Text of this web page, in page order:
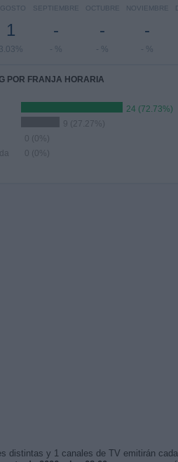
1
3.03%
SEPTIEMBRE
-
- %
OCTUBRE
-
- %
NOVIEMBRE
-
- %
POR FRANJA HORARIA
24 (72.73%)
9 (27.27%)
0 (0%)
0 (0%)
distintas y 1 canales de TV emitirán